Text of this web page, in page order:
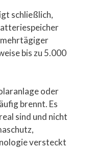
schließlich,
mehrtägiger
bis zu 5.000
oder
brennt. Es
sind und nicht
versteckt